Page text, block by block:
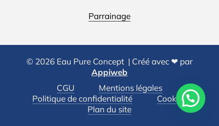
Parrainage
© 2026Eau Pure Concept | Créé avec ❤ par
Appiweb
CGU
Mentions légales
Politique de confidentialité
Cookies
Plan du site